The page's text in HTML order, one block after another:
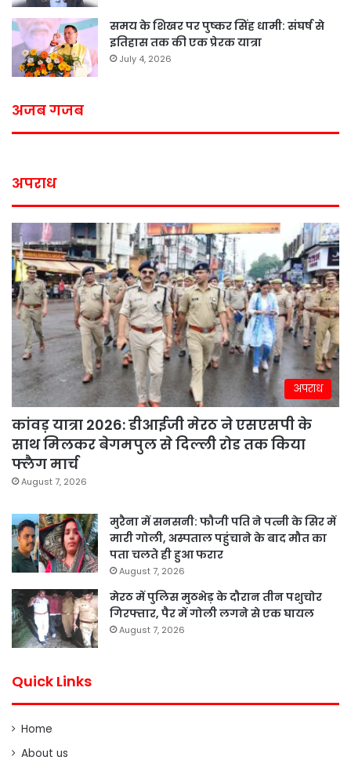
समय के शिखर पर पुष्कर सिंह धामी: संघर्ष से
इतिहास तक की एक प्रेरक यात्रा
July 4, 2026
अजब गजब
अपराध
अपराध
कांवड़ यात्रा 2026: डीआईजी मेरठ ने एसएसपी के
साथ मिलकर बेगमपुल से दिल्ली रोड तक किया
फ्लैग मार्च
August 7, 2026
मुरैना में सनसनी: फौजी पति ने पत्नी के सिर में
मारी गोली, अस्पताल पहुंचाने के बाद मौत का
पता चलते ही हुआ फरार
August 7, 2026
मेरठ में पुलिस मुठभेड़ के दौरान तीन पशुचोर
गिरफ्तार, पैर में गोली लगने से एक घायल
August 7, 2026
Quick Links
Home
About us